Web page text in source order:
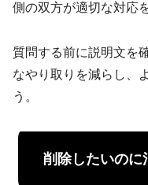
側の双方が適切な対応
質問する前に説明文を
なやり取りを減らし、
う。
削除したいのに